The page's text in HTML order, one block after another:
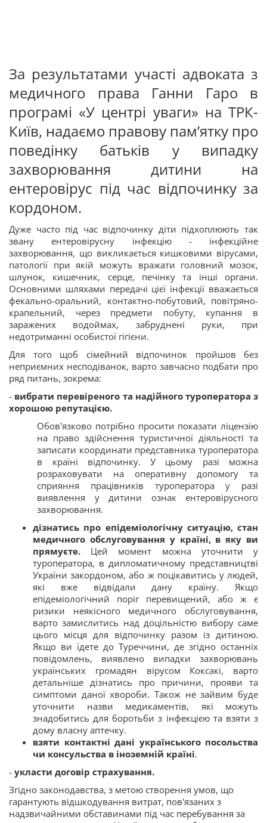
За результатами участі адвоката з
медичного права Ганни Гаро в
програмі «У центрі уваги» на ТРК-
Київ, надаємо правову пам’ятку про
поведінку батьків у випадку
захворювання дитини на
ентеровірус під час відпочинку за
кордоном.
Дуже часто під час відпочинку діти підхоплюють так
звану ентеровірусну інфекцію - інфекційне
захворювання, що викликається кишковими вірусами,
патології при якій можуть вражати головний мозок,
шлунок, кишечник, серце, печінку та інші органи.
Основними шляхами передачі цієї інфекції вважається
фекально-оральний, контактно-побутовий, повітряно-
крапельний, через предмети побуту, купання в
заражених водоймах, забруднені руки, при
недотриманні особистої гігієни.
Для того щоб сімейний відпочинок пройшов без
неприємних несподіванок, варто завчасно подбати про
ряд питань, зокрема:
- вибрати перевіреного та надійного туроператора з
хорошою репутацією.
Обов'язково потрібно просити показати ліцензію
на право здійснення туристичної діяльності та
записати координати представника туроператора
в країні відпочинку. У цьому разі можна
розраховувати на оперативну допомогу та
сприяння працівників туроператора у разі
виявлення у дитини ознак ентеровірусного
захворювання.
дізнатись про епідеміологічну ситуацію, стан
медичного обслуговування у країні, в яку ви
прямуєте. Цей момент можна уточнити у
туроператора, в дипломатичному представництві
України закордоном, або ж поцікавитись у людей,
які вже відвідали дану країну. Якщо
епідеміологічний поріг перевищений, або ж є
ризики неякісного медичного обслуговування,
варто замислитись над доцільністю вибору саме
цього місця для відпочинку разом із дитиною.
Якщо ви їдете до Туреччини, де згідно останніх
повідомлень, виявлено випадки захворювань
українських громадян вірусом Коксакі, варто
детальніше дізнатись про причини, прояви та
симптоми даної хвороби. Також не зайвим буде
уточнити назви медикаментів, які можуть
знадобитись для боротьби з інфекцією та взяти з
дому власну аптечку.
взяти контактні дані українського посольства
чи консульства в іноземній країні.
- укласти договір страхування.
Згідно законодавства, з метою створення умов, що
гарантують відшкодування витрат, пов'язаних з
надзвичайними обставинами під час перебування за